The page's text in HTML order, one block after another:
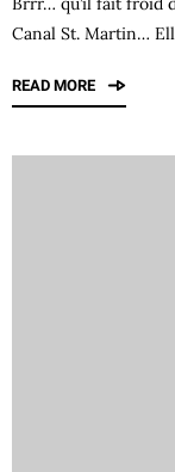
Canal St. Martin…
READ MORE